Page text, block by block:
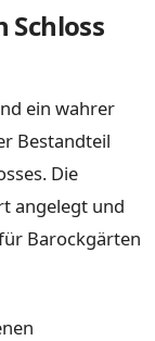
Schloss
ein wahrer
Bestandteil
Die
angelegt und
Barockgärten